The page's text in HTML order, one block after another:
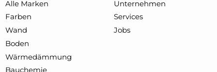
Alle Marken
Farben
Wand
Boden
Wärmedämmung
Bauchemie
Unternehmen
Services
Jobs